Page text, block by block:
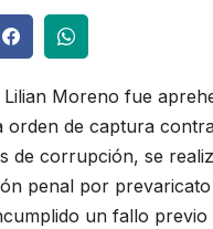
Lilian Moreno fue
orden de captura
de corrupción, se
penal por
un fallo